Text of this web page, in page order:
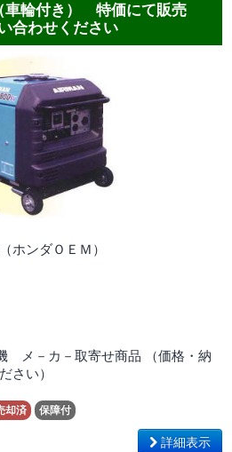
輪付き） 特価にて販売
わせください
ホンダＯＥＭ）
メ－カ－取寄せ商品 （価格・納
さい）
却済 保障付
詳細表示